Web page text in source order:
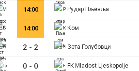
14:00 Рудар Пљевља
14:00 Ком
2 - 2 Зета Голубовци
0 - 0 FK Mladost Ljeskopolje